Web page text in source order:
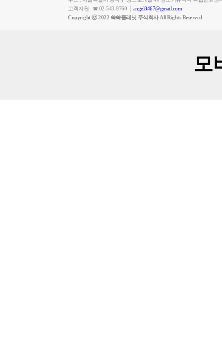
고객지원 : ☎ 02-543-9760 │ angel8467@gmail.com
Copyright ⓒ 2022 쑥쑥플래닛 주식회사 All Rights Reserved
모